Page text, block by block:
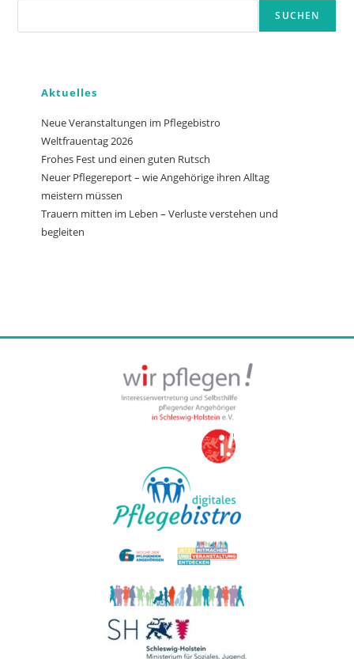
SUCHEN
Aktuelles
Neue Veranstaltungen im Pflegebistro
Weltfrauentag 2026
Frohes Fest und einen guten Rutsch
Neuer Pflegereport – wie Angehörige ihren Alltag
meistern müssen
Trauern mitten im Leben – Verluste verstehen und
begleiten